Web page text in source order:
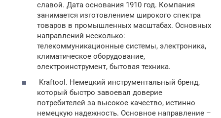
славой. Дата основания 1910 год. Компания
занимается изготовлением широкого спектра
товаров в промышленных масштабах. Основных
направлений несколько:
телекоммуникационные системы, электроника,
климатическое оборудование,
электроинструмент, бытовая техника.
Kraftool. Немецкий инструментальный бренд,
который быстро завоевал доверие
потребителей за высокое качество, истинно
немецкую надежность. Основное направление –